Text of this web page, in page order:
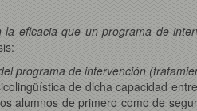
la eficacia que un programa de
programa de intervención
de dicha capacidad
alumnos de primero como de